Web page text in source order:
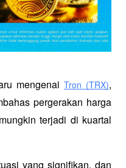
mengenai Tron (TRX),
pergerakan harga
terjadi di kuartal
yang signifikan, dan